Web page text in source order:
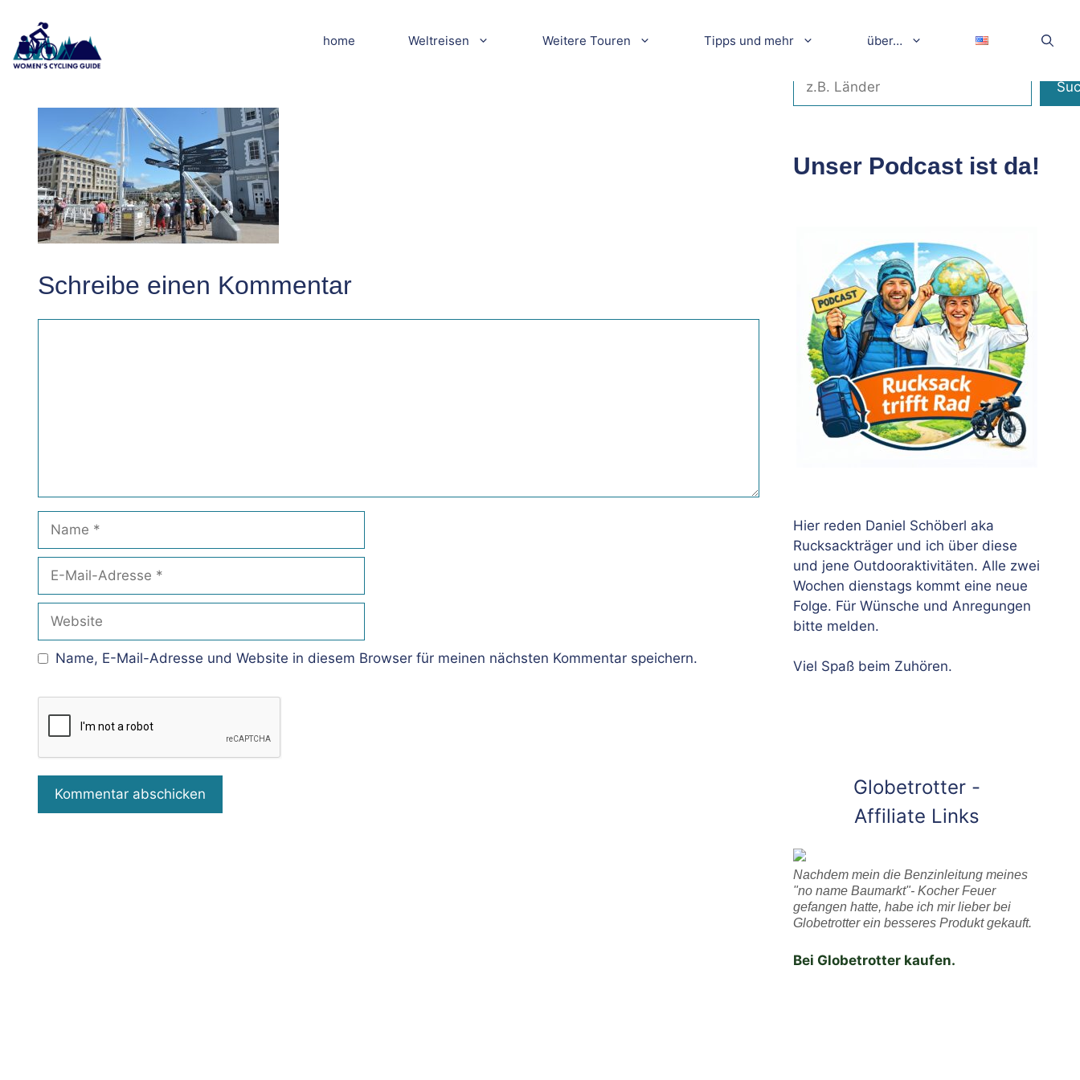
Inhalt
springen
home Weltreisen Weitere Touren Tipps und mehr über…
DSCN7138klein
Schreibe einen Kommentar
Mail-
Adresse
Name, E-Mail-Adresse und Website in diesem Browser für meinen nächsten Kommentar speichern.
Unser Podcast ist da!
Hier reden Daniel Schöberl aka
Rucksackträger und ich über diese
und jene Outdooraktivitäten. Alle zwei
Wochen dienstags kommt eine neue
Folge. Für Wünsche und Anregungen
bitte melden.
Viel Spaß beim Zuhören.
Globetrotter -
Affiliate Links
Nachdem mein die Benzinleitung meines
"no name Baumarkt"- Kocher Feuer
gefangen hatte, habe ich mir lieber bei
Globetrotter ein besseres Produkt gekauft.
Bei Globetrotter kaufen.